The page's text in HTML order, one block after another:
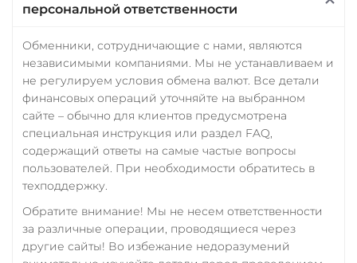
персональной ответственности
Обменники, сотрудничающие с нами, являются
независимыми компаниями. Мы не устанавливаем и
не регулируем условия обмена валют. Все детали
финансовых операций уточняйте на выбранном
сайте – обычно для клиентов предусмотрена
специальная инструкция или раздел FAQ,
содержащий ответы на самые частые вопросы
пользователей. При необходимости обратитесь в
техподдержку.
Обратите внимание! Мы не несем ответственности
за различные операции, проводящиеся через
другие сайты! Во избежание недоразумений